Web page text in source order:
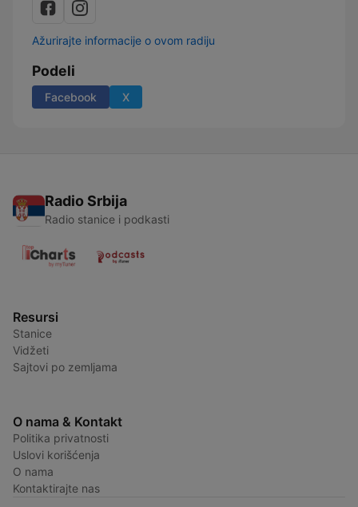
Ažurirajte informacije o ovom radiju
Podeli
Facebook X
Radio Srbija
Radio stanice i podkasti
Resursi
Stanice
Vidžeti
Sajtovi po zemljama
O nama & Kontakt
Politika privatnosti
Uslovi korišćenja
O nama
Kontaktirajte nas